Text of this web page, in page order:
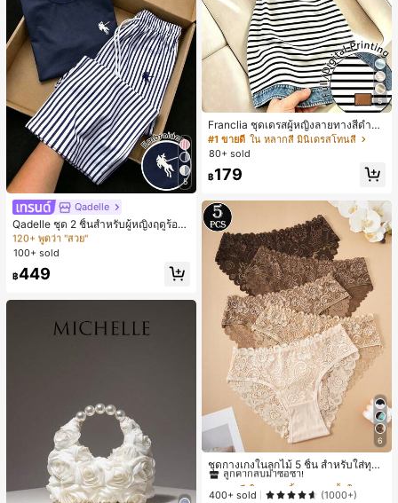
5
Qadelle
Qadelle ชุด 2 ชิ้นสำหรับผู้หญิงฤดูร้อน
แบบสบายๆ สำหรับใส่ทุกวัน, กางเกงขา
ยาวลายทางสีน้ำเงินเข้มและสีขาว, เสื้อ
#3 ขายดี
ใน อสมมาตร ชุดประสานงานสตรี
120+ พูดว่า "สวย"
#3 ขายดี
ใน อสมมาตร ชุดประสานงานสตรี
120+ พูดว่า "สวย"
#3 ขายดี
ใน อสมมาตร ชุดประสานงานสตรี
120+ พูดว่า "สวย"
#3 ขายดี
120+ พูดว่า "สวย"
100+ sold
฿449
5
Franclia ชุดเดรสผู้หญิงลายทางสีดำขา
วแบบแพตช์เวิร์กเอฟเฟกต์เดนิม สำหรั
บฤดูร้อน รุ่นใหม่ พิมพ์ดิจิทัลลายทางแบ
#1 ขายดี ใน หลากสี มินิเดรสโทนสี
80+ sold
฿179
6
ชุดกางเกงในลูกไม้ 5 ชิ้น สำหรับใส่ทุกวั
น
#1 ขายดี
ลูกค้ากลับมาซื้อซ้ำ!
#1 ขายดี
ลูกค้ากลับมาซื้อซ้ำ!
#1 ขายดี
ลูกค้ากลับมาซื้อซ้ำ!
400+ sold (1000+)